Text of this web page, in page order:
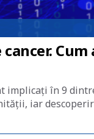
implicați în 9
iar